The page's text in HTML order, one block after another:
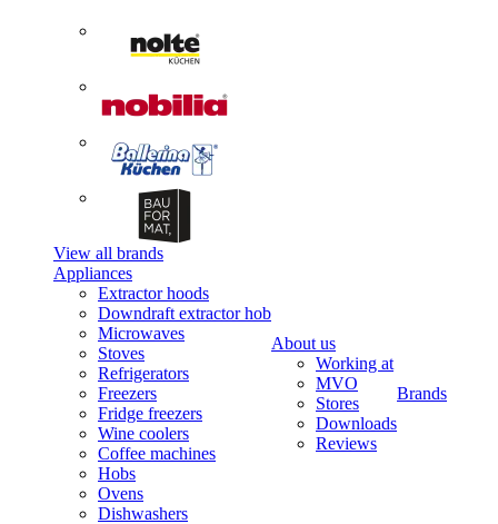
View all brands
Appliances
Extractor hoods
Downdraft extractor hob
Microwaves
Stoves
Refrigerators
Freezers
Fridge freezers
Wine coolers
Coffee machines
Hobs
Ovens
Dishwashers
About us
Working at
MVO
Stores
Downloads
Reviews
Brands